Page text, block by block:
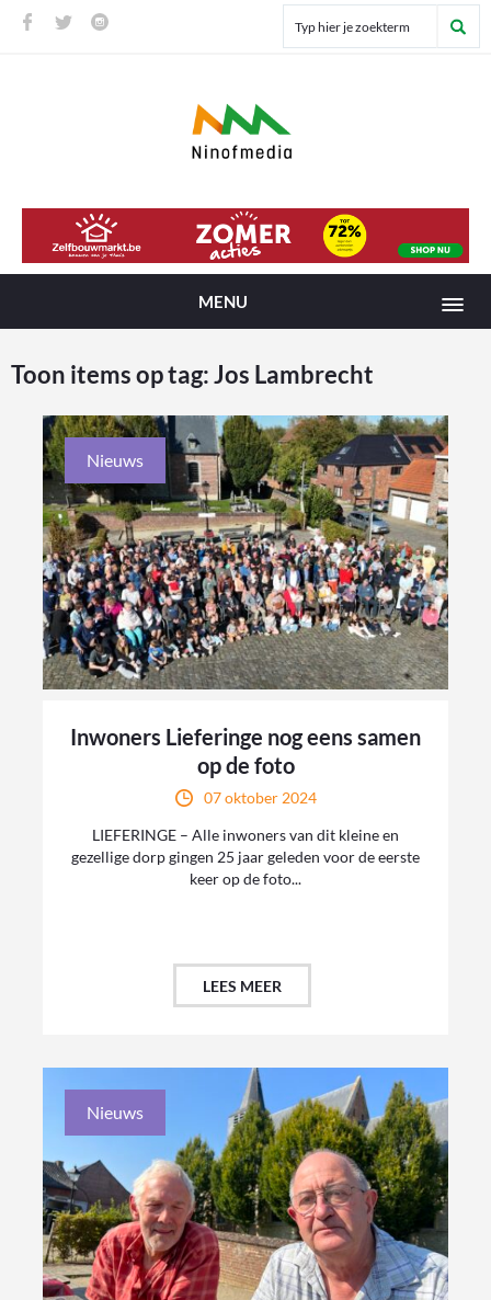
MENU
Toon items op tag:Jos Lambrecht
Nieuws
Inwoners Lieferinge nog eens samen
op de foto
07 oktober 2024
LIEFERINGE – Alle inwoners van dit kleine en
gezellige dorp gingen 25 jaar geleden voor de eerste
keer op de foto...
LEES MEER
Nieuws